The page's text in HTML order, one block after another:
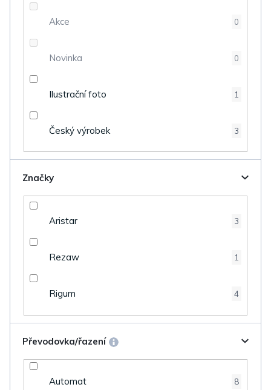
Akce 0
Novinka 0
Ilustrační foto 1
Český výrobek 3
Značky
Aristar 3
Rezaw 1
Rigum 4
Převodovka/řazení
Automat 8